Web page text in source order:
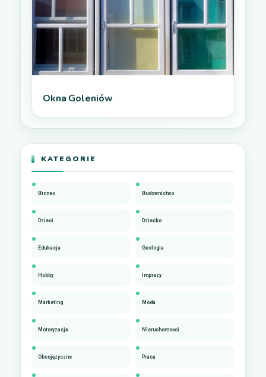
Okna Goleniów
KATEGORIE
Biznes Budownictwo
Dzieci Dziecko
Edukacja Geologia
Hobby Imprezy
Marketing Moda
Motoryzacja Nieruchomości
Obcojęzyczne Praca